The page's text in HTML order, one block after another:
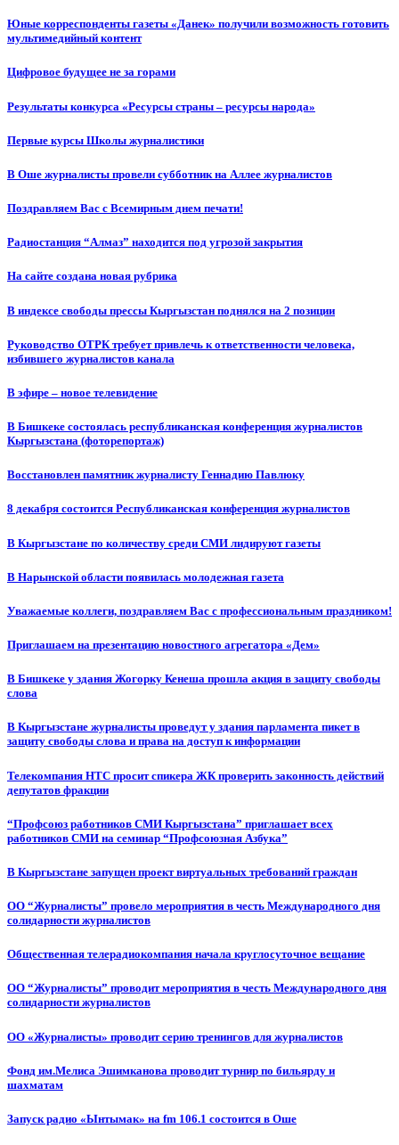
Юные корреспонденты газеты «Данек» получили возможность готовить
мультимедийный контент
Цифровое будущее не за горами
Результаты конкурса «Ресурсы страны – ресурсы народа»
Первые курсы Школы журналистики
В Оше журналисты провели субботник на Аллее журналистов
Поздравляем Вас с Всемирным днем печати!
Радиостанция “Алмаз” находится под угрозой закрытия
На сайте создана новая рубрика
В индексе свободы прессы Кыргызстан поднялся на 2 позиции
Руководство ОТРК требует привлечь к ответственности человека,
избившего журналистов канала
В эфире – новое телевидение
В Бишкеке состоялась республиканская конференция журналистов
Кыргызстана (фоторепортаж)
Восстановлен памятник журналисту Геннадию Павлюку
8 декабря состоится Республиканская конференция журналистов
В Кыргызстане по количеству среди СМИ лидируют газеты
В Нарынской области появилась молодежная газета
Уважаемые коллеги, поздравляем Вас с профессиональным праздником!
Приглашаем на презентацию новостного агрегатора «Дем»
В Бишкеке у здания Жогорку Кенеша прошла акция в защиту свободы
слова
В Кыргызстане журналисты проведут у здания парламента пикет в
защиту свободы слова и права на доступ к информации
Телекомпания НТС просит спикера ЖК проверить законность действий
депутатов фракции
“Профсоюз работников СМИ Кыргызстана” приглашает всех
работников СМИ на семинар “Профсоюзная Азбука”
В Кыргызстане запущен проект виртуальных требований граждан
ОО “Журналисты” провело мероприятия в честь Международного дня
солидарности журналистов
Общественная телерадиокомпания начала круглосуточное вещание
ОО “Журналисты” проводит мероприятия в честь Международного дня
солидарности журналистов
ОО «Журналисты» проводит серию тренингов для журналистов
Фонд им.Мелиса Эшимканова проводит турнир по бильярду и
шахматам
Запуск радио «Ынтымак» на fm 106.1 состоится в Оше